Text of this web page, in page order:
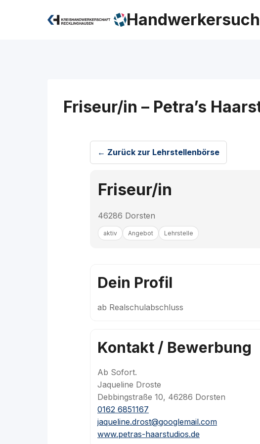
Friseur/in – Petra’s
← Zurück zur Lehrstellenbörse
Friseur/in
46286 Dorsten
aktiv Angebot Lehrstelle
Dein Profil
ab Realschulabschluss
Kontakt / Bewerbung
Ab Sofort.
Jaqueline Droste
Debbingstraße 10, 46286 Dorsten
0162 6851167
jaqueline.drost@googlemail.com
www.petras-haarstudios.de